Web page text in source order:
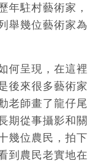
年駐村藝術家，
舉幾位藝術家為
何呈現，在這裡
後來很多藝術家
老師畫了龍仔尾
期從事攝影和關
幾位農民，拍下
到農民老實地在